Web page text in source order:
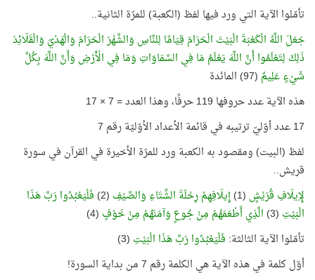
تأمّلوا الآية التي ورد فيها لفظ (الكعبة) للمرّة الثانية..
جَعَلَ اللَّهُ الْكَعْبَةَ الْبَيْتَ الْحَرَامَ قِيَامًا لِلنَّاسِ وَالشَّهْرَ الْحَرَامَ وَالْهَدْيَ وَالْقَلَائِدَ
ذَلِكَ لِتَعْلَمُوا أَنَّ اللَّهَ يَعْلَمُ مَا فِي السَّمَاوَاتِ وَمَا فِي الْأَرْضِ وَأَنَّ اللَّهَ بِكُلِّ
شَيْءٍ عَلِيمٌ (97) المائدة
هذه الآية عدد حروفها 119 حرفًا، وهذا العدد = 7 × 17
17 عدد أوّليّ ترتيبه في قائمة الأعداد الأوّليّة رقم 7
لفظ (البيت) ومقصود به الكعبة ورد للمرّة الأخيرة في القرآن في سورة
قريش..
لِإِيلَافِ قُرَيْشٍ (1) إِيلَافِهِمْ رِحْلَةَ الشِّتَاءِ وَالصَّيْفِ (2)
فَلْيَعْبُدُوا رَبَّ هَذَا
الْبَيْتِ (3) الَّذِي أَطْعَمَهُمْ مِنْ جُوعٍ وَآمَنَهُمْ مِنْ خَوْفٍ (4)
تأمّلوا الآية الثالثة: فَلْيَعْبُدُوا رَبَّ هَذَا الْبَيْتِ (3)
أوّل كلمة في هذه الآية هي الكلمة رقم 7 من بداية السورة!